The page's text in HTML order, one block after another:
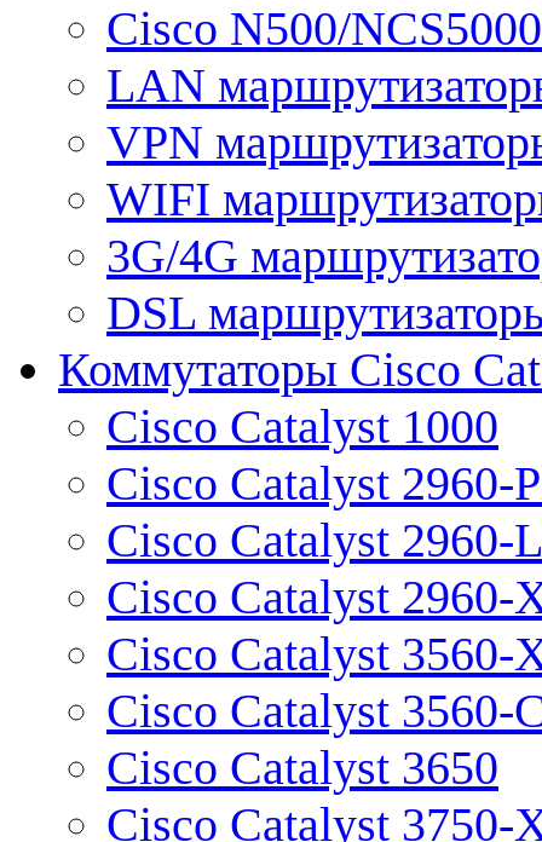
Cisco N500/
LAN
VPN
WIFI
3G/4G
DSL
Коммутаторы Cisco
Cisco Catalyst 1000
Cisco Catalyst 2960-
Cisco Catalyst 2960-L
Cisco Catalyst 2960-
Cisco Catalyst 3560-
Cisco Catalyst 3560-
Cisco Catalyst 3650
Cisco Catalyst 3750-